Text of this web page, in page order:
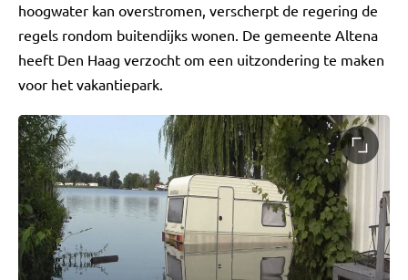
hoogwater kan overstromen, verscherpt de regering de
regels rondom buitendijks wonen. De gemeente Altena
heeft Den Haag verzocht om een uitzondering te maken
voor het vakantiepark.